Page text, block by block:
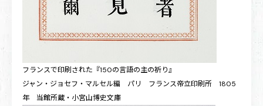
フランスで印刷された『150の言語の主の祈り』
ジャン・ジョセフ・マルセル編 パリ フランス帝立印刷所 1805
年 当館所蔵・小宮山博史文庫